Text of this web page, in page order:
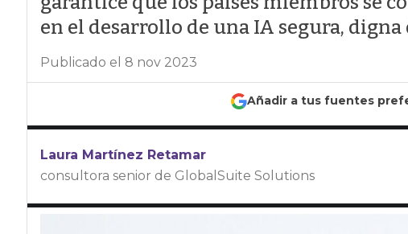
en el desarrollo de una IA segura, digna
Publicado el 8 nov 2023
Añadir a tus fuentes
Laura Martínez Retamar
consultora senior de GlobalSuite Solutions